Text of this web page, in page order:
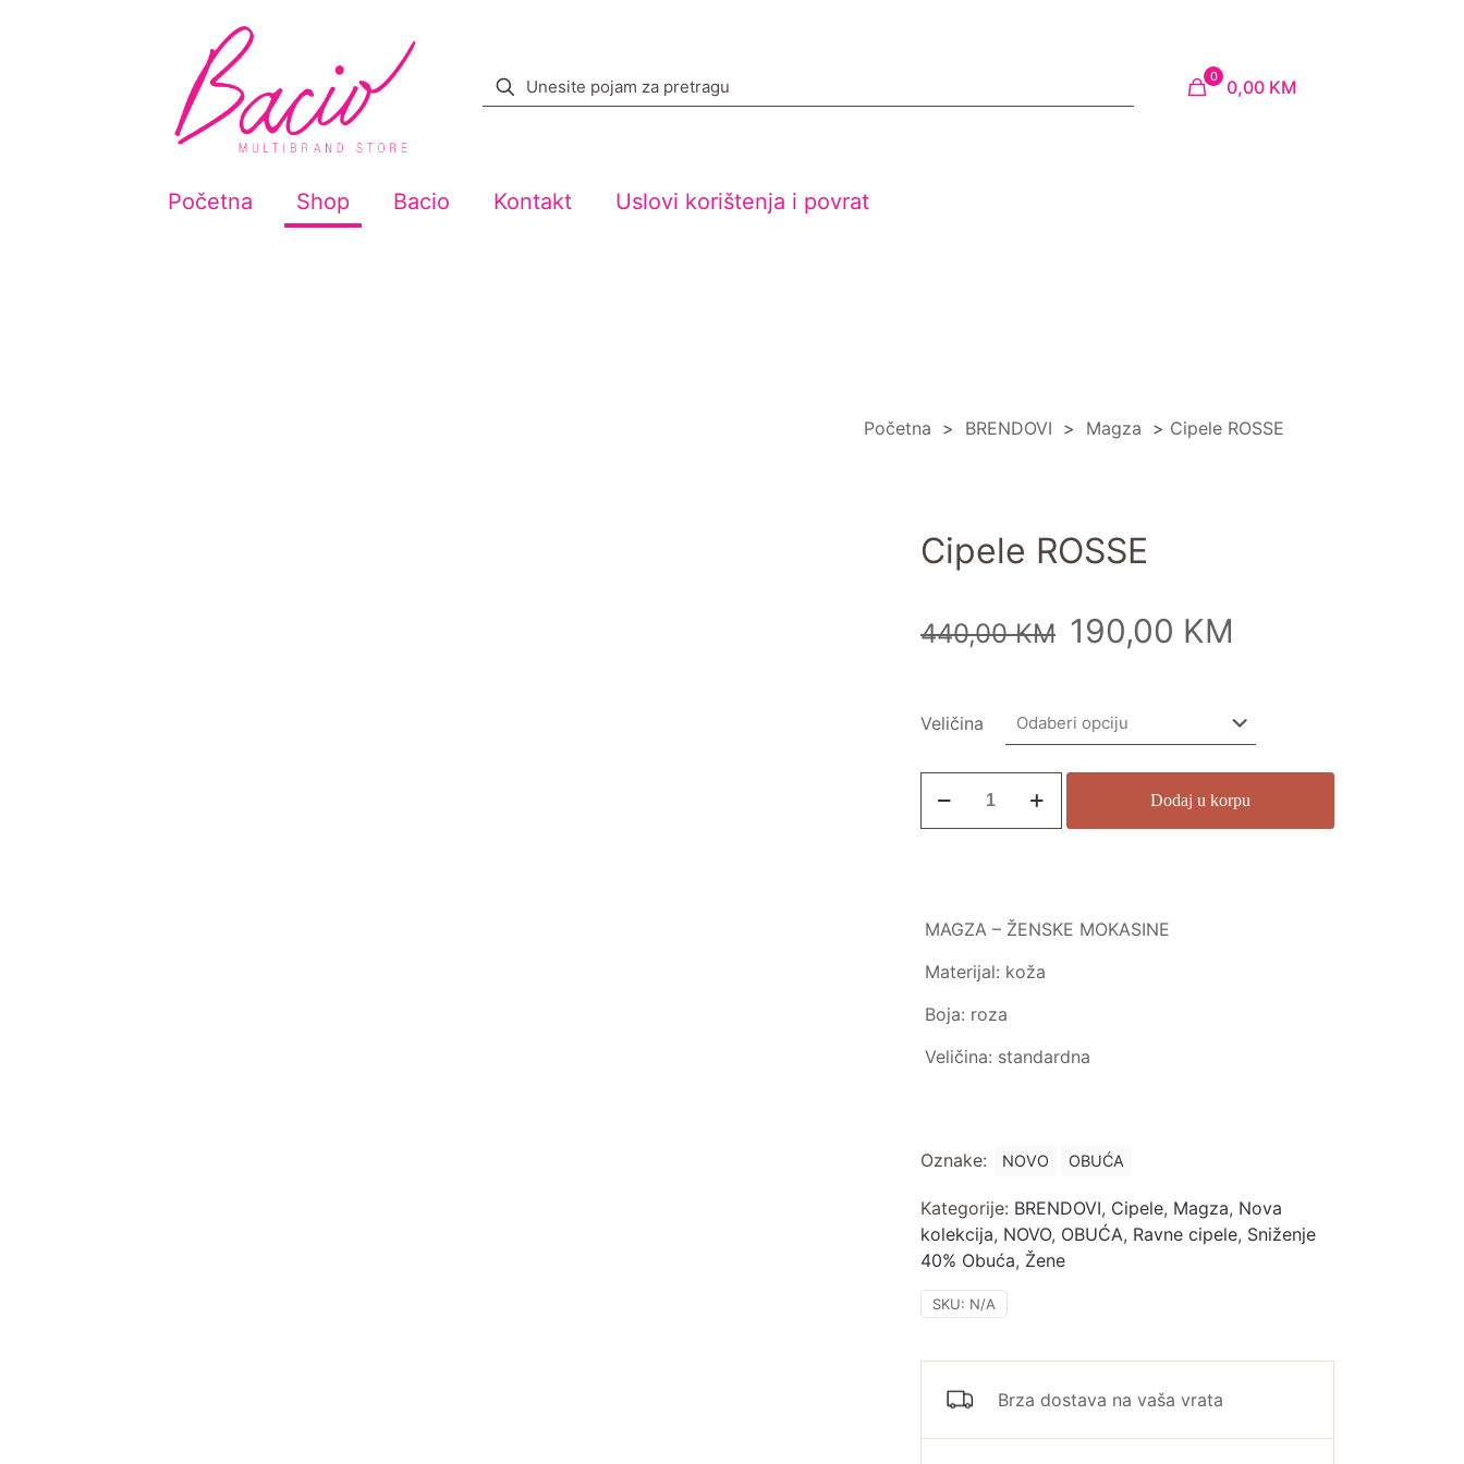
0 0,00 KM
Početna Shop Bacio Kontakt Uslovi korištenja i povrat
Početna > BRENDOVI > Magza > Cipele ROSSE
Cipele ROSSE
440,00KM 190,00 KM
Veličina
Dodaj u korpu
MAGZA – ŽENSKE MOKASINE
Materijal: koža
Boja: roza
Veličina: standardna
Oznake: NOVO OBUĆA
Kategorije: BRENDOVI, Cipele, Magza, Nova
kolekcija, NOVO, OBUĆA, Ravne cipele, Sniženje
40% Obuća, Žene
SKU: N/A
Brza dostava na vaša vrata